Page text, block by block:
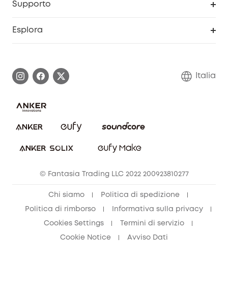
Supporto
Annulla ordine
Esplora
Contattaci
Italia
© Fantasia Trading LLC 2022 200923810277
Chi siamo Politica di spedizione
Politica di rimborso Informativa sulla privacy
Cookies Settings Termini di servizio
Cookie Notice Avviso Dati